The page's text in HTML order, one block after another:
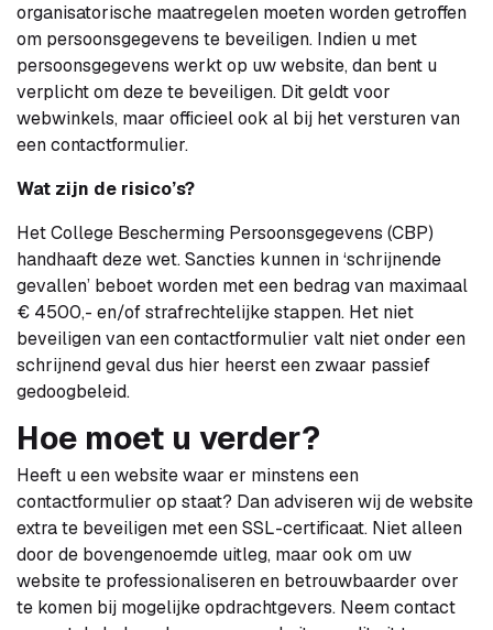
organisatorische maatregelen moeten worden getroffen
om persoonsgegevens te beveiligen. Indien u met
persoonsgegevens werkt op uw website, dan bent u
verplicht om deze te beveiligen. Dit geldt voor
webwinkels, maar officieel ook al bij het versturen van
een contactformulier.
Wat zijn de risico’s?
Het College Bescherming Persoonsgegevens (CBP)
handhaaft deze wet. Sancties kunnen in ‘schrijnende
gevallen’ beboet worden met een bedrag van maximaal
€ 4500,- en/of strafrechtelijke stappen. Het niet
beveiligen van een contactformulier valt niet onder een
schrijnend geval dus hier heerst een zwaar passief
gedoogbeleid.
Hoe moet u verder?
Heeft u een website waar er minstens een
contactformulier op staat? Dan adviseren wij de website
extra te beveiligen met een SSL-certificaat. Niet alleen
door de bovengenoemde uitleg, maar ook om uw
website te professionaliseren en betrouwbaarder over
te komen bij mogelijke opdrachtgevers. Neem contact